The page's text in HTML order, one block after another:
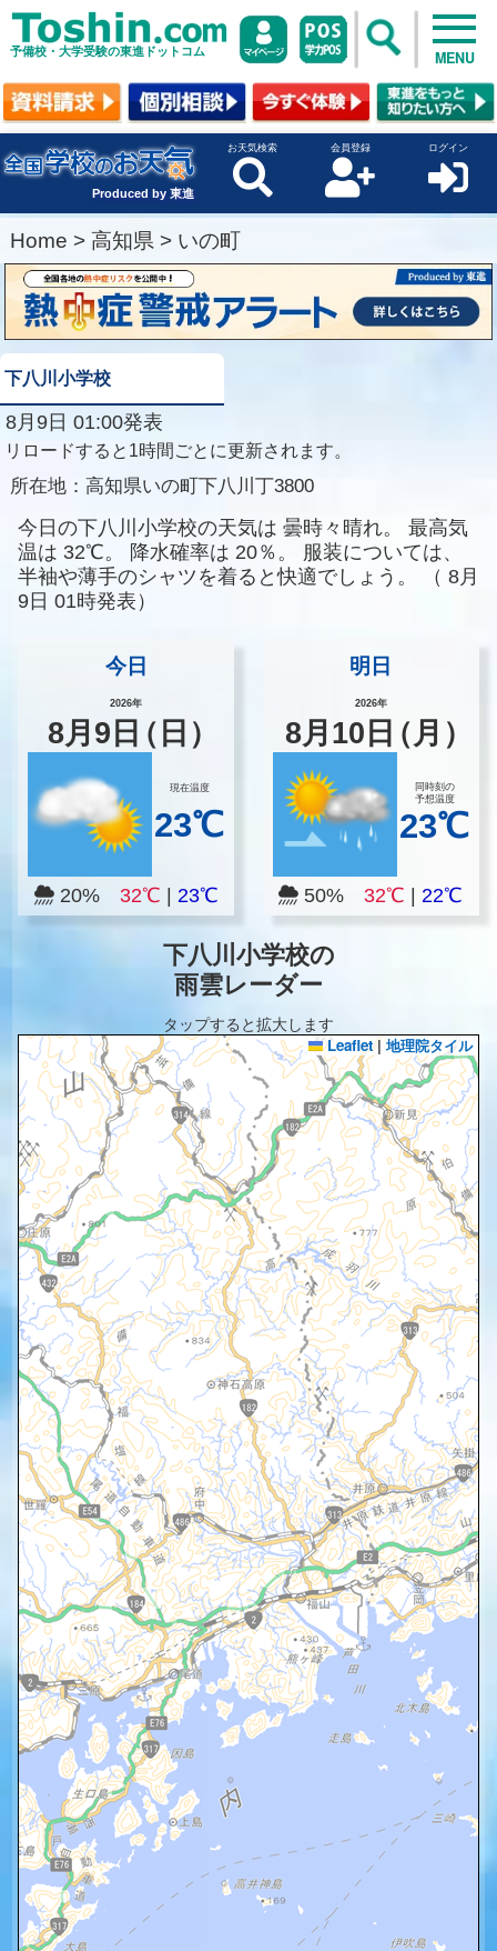
予備校・大学受験の東進ドットコム MENU
Produced by 東進
お天気検索 会員登録 ログイン
Home > 高知県 > いの町
下八川小学校
8月9日 01:00発表
リロードすると1時間ごとに更新されます。
所在地： 高知県いの町下八川丁3800
今日の下八川小学校の天気は 曇時々晴れ。
最高気
温は 32℃。 降水確率は 20％。
服装については、
半袖や薄手のシャツを着ると快適でしょう。
（ 8月
9日 01時発表）
今日
2026年
8月 9 日（日）
現在温度
23℃
20% 32℃ 23℃
明日
2026年
8月 10 日（月）
同時刻の
予想温度
23℃
50%32℃ |22℃
下八川小学校の
雨雲レーダー
タップすると拡大します
Leaflet | 地理院タイル